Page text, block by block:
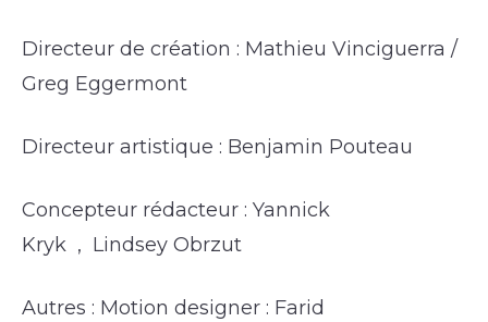
Directeur de création : Mathieu Vinciguerra /
Greg Eggermont
Directeur artistique : Benjamin Pouteau
Concepteur rédacteur : Yannick
Kryk , Lindsey Obrzut
Autres : Motion designer : Farid